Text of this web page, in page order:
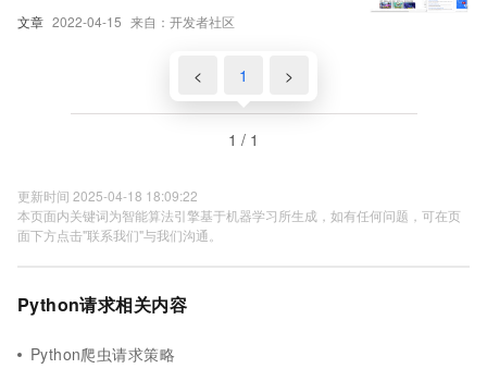
文章 2022-04-15 来自：开发者社区
< 1 >
1 / 1
更新时间 2025-04-18 18:09:22
本页面内关键词为智能算法引擎基于机器学习所生成，如有任何问题，可在页
面下方点击"联系我们"与我们沟通。
Python请求相关内容
Python爬虫请求策略